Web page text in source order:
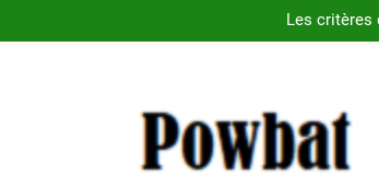
Les critères
Linkavista
Linkavista
Pourquoi